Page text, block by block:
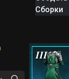
Сборки
III